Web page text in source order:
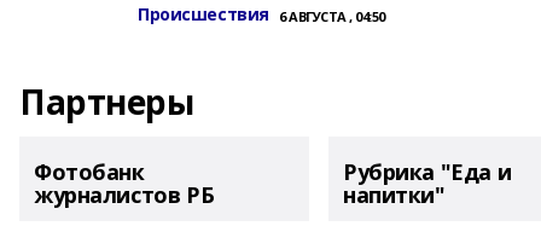
Происшествия 6 АВГУСТА , 04:50
Партнеры
Фотобанк
журналистов РБ
Рубрика "Еда и
напитки"